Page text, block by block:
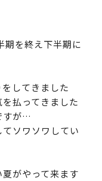
期を終え下半期に
してきました
払ってきました
すが…
ソワソワしてい
がやって来ます